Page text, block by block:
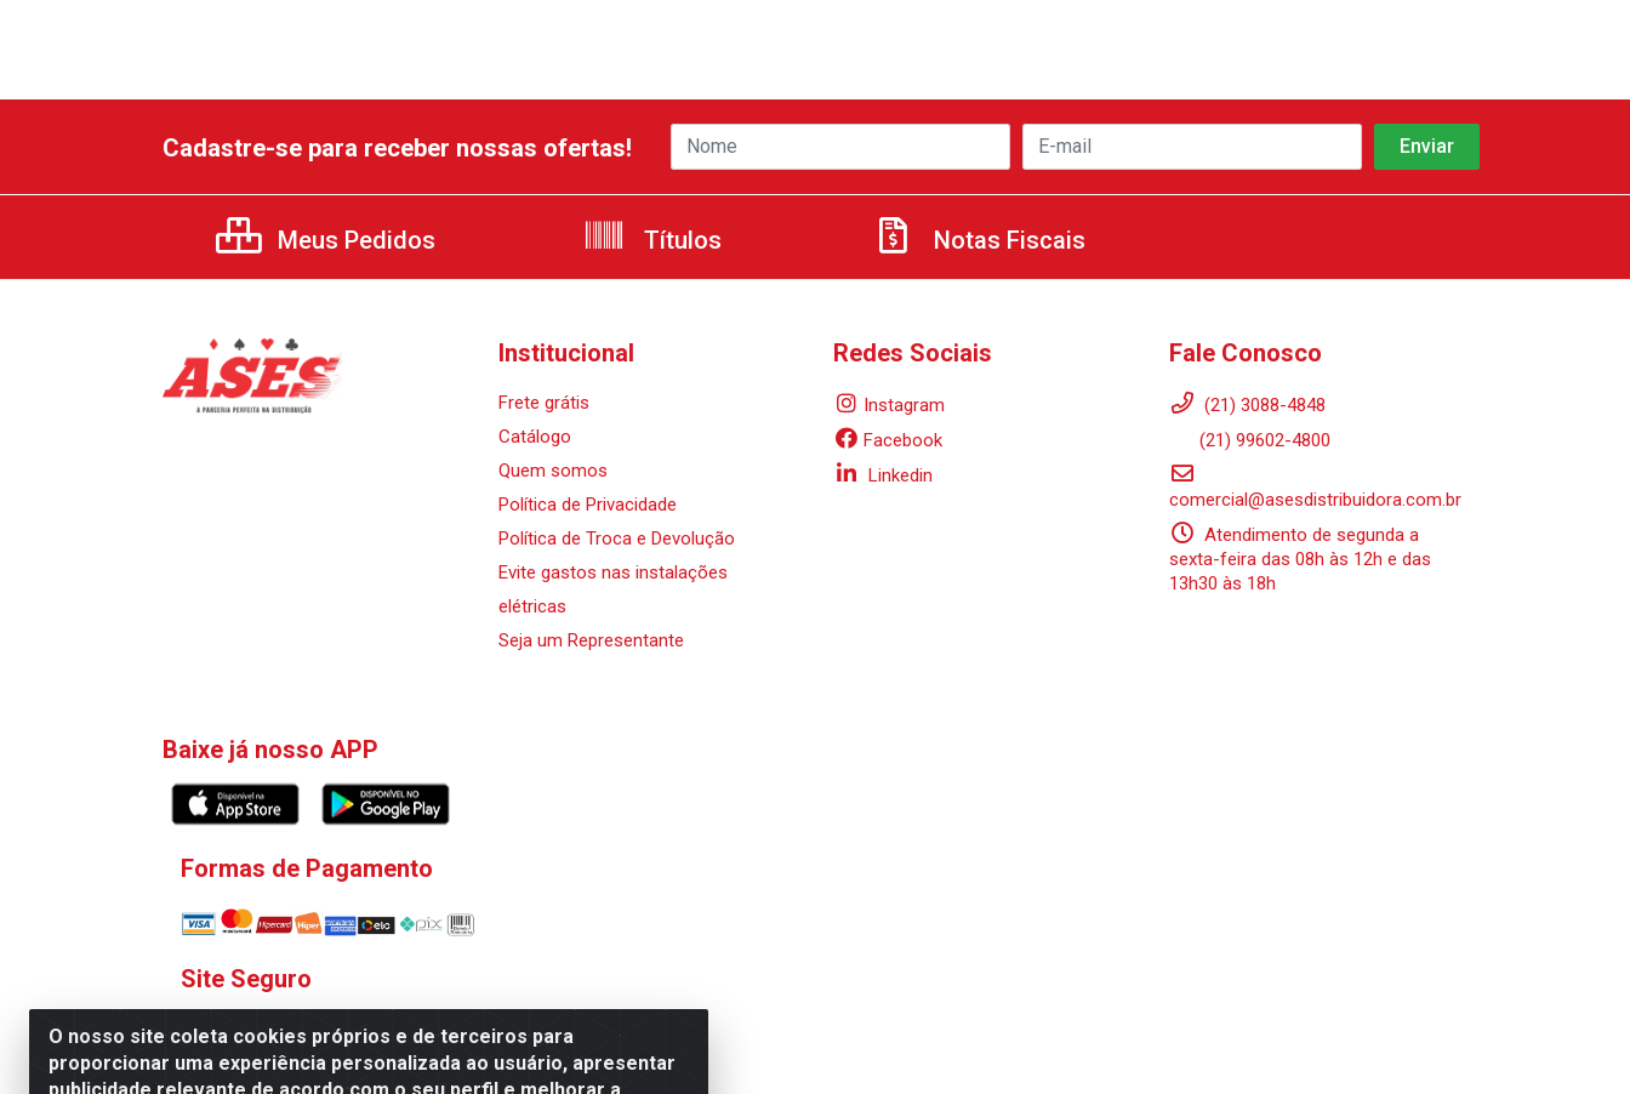
O nosso site coleta cookies próprios e de terceiros para
proporcionar uma experiência personalizada ao usuário, apresentar
Cadastre-se para receber nossas ofertas!
Meus Pedidos Títulos Notas Fiscais
Institucional
Frete grátis
Catálogo
Quem somos
Política de Privacidade
Política de Troca e Devolução
Evite gastos nas instalações
elétricas
Seja um Representante
Redes Sociais
Instagram
Facebook
Linkedin
Fale Conosco
(21) 3088-4848
(21) 99602-4800
comercial@asesdistribuidora.com.br
Atendimento de segunda a
sexta-feira das 08h às 12h e das
13h30 às 18h
Baixe já nosso APP
Formas de Pagamento
Site Seguro